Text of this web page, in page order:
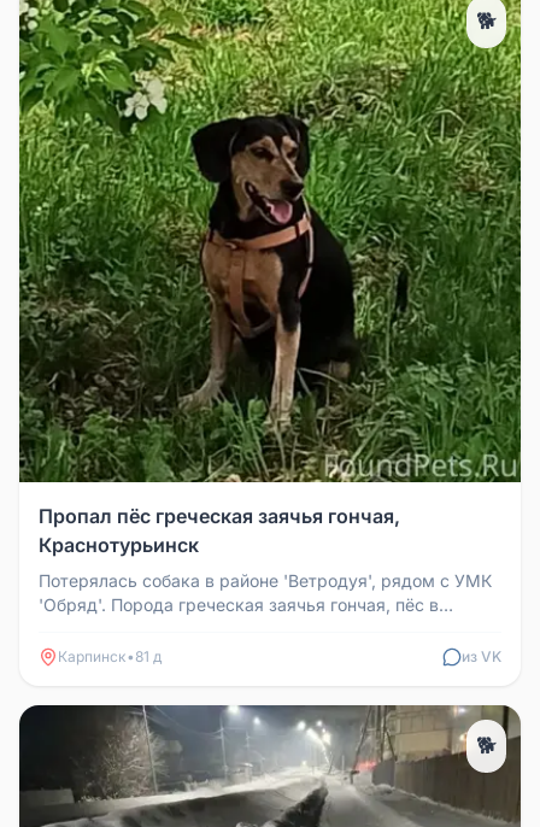
🐕
Пропал пёс греческая заячья гончая,
Краснотурьинск
Потерялась собака в районе 'Ветродуя', рядом с УМК
'Обряд'. Порода греческая заячья гончая, пёс в
Карпинск• 81 д из VK
🐕